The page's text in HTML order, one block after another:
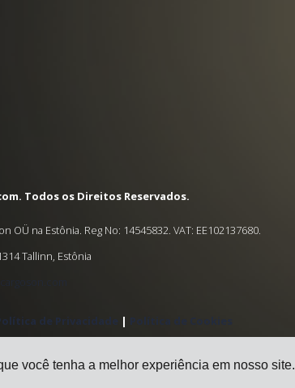
você tenha a melhor experiência em nosso site.
. Todos os Direitos Reservados.
OÜ na Estônia. Reg No: 14545832. VAT: EE102137680.
Tallinn, Estônia
de Privacidade | Política de Cookies